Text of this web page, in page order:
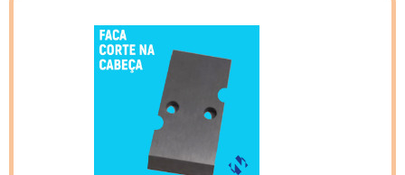
fabricante, porém nem todas com a qualidade
necessária para que sejam consideradas de
alta qualidade, requisito de extrema
importância para a fabricação das facas a las.